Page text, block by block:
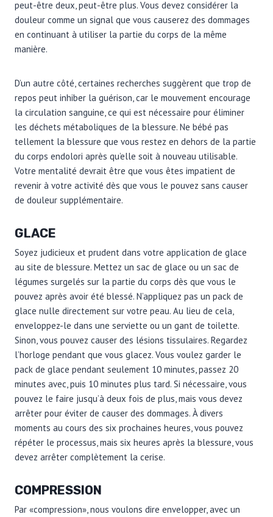
peut-être deux, peut-être plus. Vous devez considérer la
douleur comme un signal que vous causerez des dommages
en continuant à utiliser la partie du corps de la même
manière.
D’un autre côté, certaines recherches suggèrent que trop de
repos peut inhiber la guérison, car le mouvement encourage
la circulation sanguine, ce qui est nécessaire pour éliminer
les déchets métaboliques de la blessure. Ne bébé pas
tellement la blessure que vous restez en dehors de la partie
du corps endolori après qu’elle soit à nouveau utilisable.
Votre mentalité devrait être que vous êtes impatient de
revenir à votre activité dès que vous le pouvez sans causer
de douleur supplémentaire.
GLACE
Soyez judicieux et prudent dans votre application de glace
au site de blessure. Mettez un sac de glace ou un sac de
légumes surgelés sur la partie du corps dès que vous le
pouvez après avoir été blessé. N’appliquez pas un pack de
glace nulle directement sur votre peau. Au lieu de cela,
enveloppez-le dans une serviette ou un gant de toilette.
Sinon, vous pouvez causer des lésions tissulaires. Regardez
l’horloge pendant que vous glacez. Vous voulez garder le
pack de glace pendant seulement 10 minutes, passez 20
minutes avec, puis 10 minutes plus tard. Si nécessaire, vous
pouvez le faire jusqu’à deux fois de plus, mais vous devez
arrêter pour éviter de causer des dommages. À divers
moments au cours des six prochaines heures, vous pouvez
répéter le processus, mais six heures après la blessure, vous
devez arrêter complètement la cerise.
COMPRESSION
Par «compression», nous voulons dire envelopper, avec un